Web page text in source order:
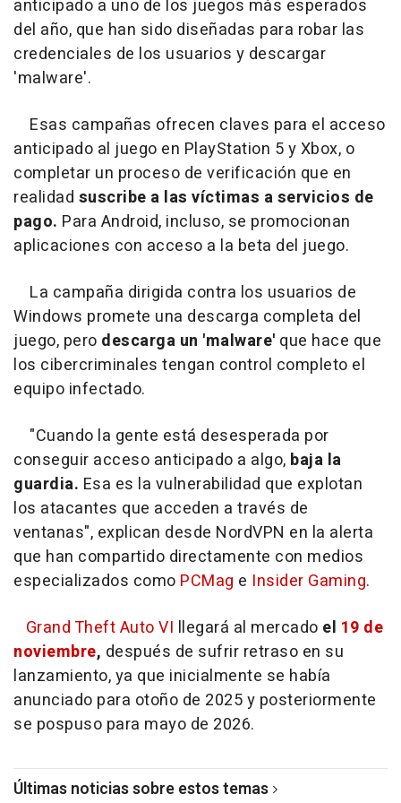
anticipado a uno de los juegos más esperados
del año, que han sido diseñadas para robar las
credenciales de los usuarios y descargar
'malware'.
Esas campañas ofrecen claves para el acceso
anticipado al juego en PlayStation 5 y Xbox, o
completar un proceso de verificación que en
realidad suscribe a las víctimas a servicios de
pago. Para Android, incluso, se promocionan
aplicaciones con acceso a la beta del juego.
La campaña dirigida contra los usuarios de
Windows promete una descarga completa del
juego, pero descarga un 'malware' que hace que
los cibercriminales tengan control completo el
equipo infectado.
"Cuando la gente está desesperada por
conseguir acceso anticipado a algo, baja la
guardia. Esa es la vulnerabilidad que explotan
los atacantes que acceden a través de
ventanas", explican desde NordVPN en la alerta
que han compartido directamente con medios
especializados como PCMag e Insider Gaming.
Grand Theft Auto VI llegará al mercado el 19 de
noviembre, después de sufrir retraso en su
lanzamiento, ya que inicialmente se había
anunciado para otoño de 2025 y posteriormente
se pospuso para mayo de 2026.
Últimas noticias sobre estos temas